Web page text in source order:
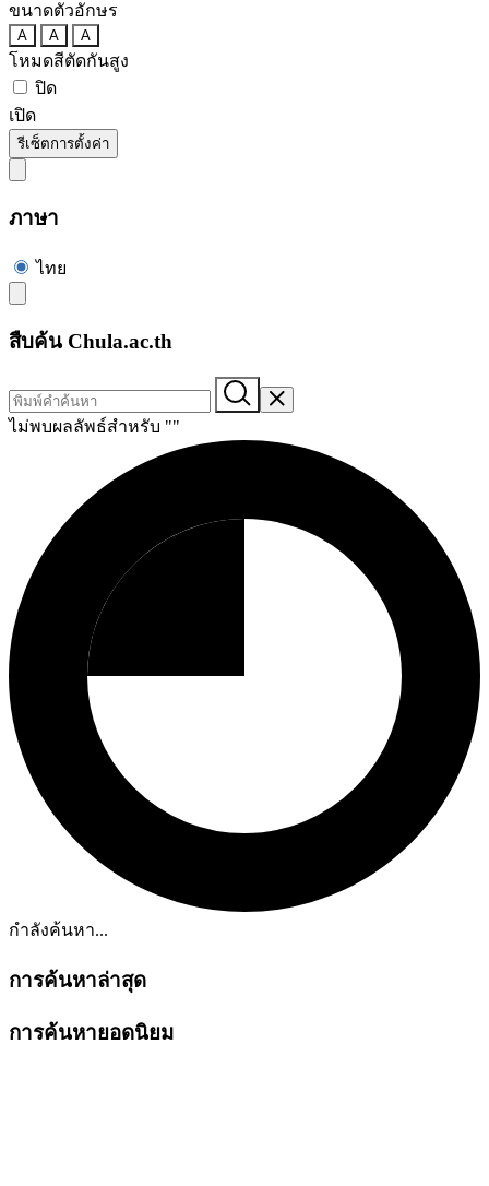
ขนาดตัวอักษร
A A A
โหมดสีตัดกันสูง
ปิด
เปิด
รีเซ็ตการตั้งค่า
ภาษา
ไทย
สืบค้น Chula.ac.th
ไม่พบผลลัพธ์สำหรับ ""
กำลังค้นหา...
การค้นหาล่าสุด
การค้นหายอดนิยม